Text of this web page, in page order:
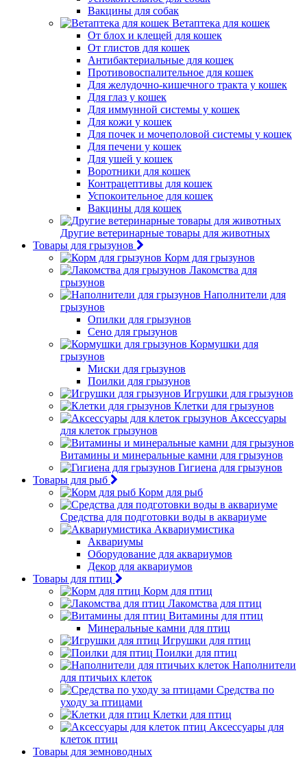
Вакцины для собак
Ветаптека для кошек
От блох и клещей для кошек
От глистов для кошек
Антибактериальные для кошек
Противовоспалительное для кошек
Для желудочно-кишечного тракта у кошек
Для глаз у кошек
Для иммунной системы у кошек
Для кожи у кошек
Для почек и мочеполовой системы у кошек
Для печени у кошек
Для ушей у кошек
Воротники для кошек
Контрацептивы для кошек
Успокоительное для кошек
Вакцины для кошек
Другие ветеринарные товары для животных
Товары для грызунов
Корм для грызунов
Лакомства для
грызунов
Наполнители для
грызунов
Опилки для грызунов
Сено для грызунов
Кормушки для
грызунов
Миски для грызунов
Поилки для грызунов
Игрушки для грызунов
Клетки для грызунов
Аксессуары
для клеток грызунов
Витамины и минеральные камни для грызунов
Гигиена для грызунов
Товары для рыб
Корм для рыб
Средства для подготовки воды в аквариуме
Аквариумистика
Аквариумы
Оборудование для аквариумов
Декор для аквариумов
Товары для птиц
Корм для птиц
Лакомства для птиц
Витамины для птиц
Минеральные камни для птиц
Игрушки для птиц
Поилки для птиц
Наполнители
для птичьих клеток
Средства по
уходу за птицами
Клетки для птиц
Аксессуары для
клеток птиц
Товары для земноводных